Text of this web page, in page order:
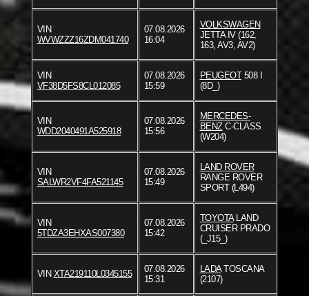
VIN
WVWZZZ16ZDM041740
07.08.2026
16:04
VOLKSWAGEN
JETTA IV (162,
163, AV3, AV2)
VIN
VF38D5FS8CL012085
07.08.2026
15:59
PEUGEOT508 I
(8D_)
VIN
WDD2040491A525918
07.08.2026
15:56
MERCEDES-
BENZC-CLASS
(W204)
VIN
SALWR2VF4FA521145
07.08.2026
15:49
LAND ROVER
RANGE ROVER
SPORT (L494)
VIN
5TDZA3EHXAS007380
07.08.2026
15:42
TOYOTALAND
CRUISER PRADO
(_J15_)
VIN XTA219110L0345155
07.08.2026
15:31
LADATOSCANA
(2107)